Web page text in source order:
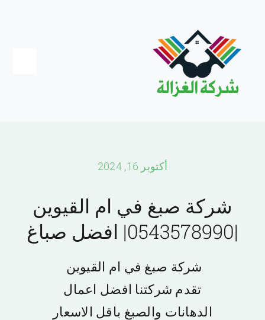
content
الشارقة
أكتوبر 16, 2024
شركة صبغ في ام القيوين
|0543578990| افضل صباغ
شركة صبغ في ام القيوين
تقدم شركتنا افضل اعمال
الدهانات والصبغ باقل الاسعار